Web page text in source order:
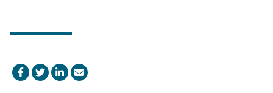
Facebook
TwitterLinkedIn
Courriel